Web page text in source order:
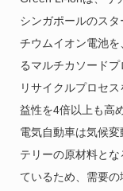
シンガポールのス
チウムイオン電池
るマルチカソード
リサイクルプロセ
益性を4倍以上も高
電気自動車は気候
テリーの原材料と
ているため、需要